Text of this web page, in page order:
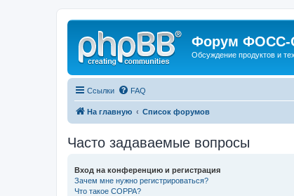
Форум ФОСС-
Обсуждение продуктов и
Ссылки FAQ
На главную Список форумов
Часто задаваемые вопросы
Вход на конференцию и регистрация
Зачем мне нужно регистрироваться?
Что такое COPPA?